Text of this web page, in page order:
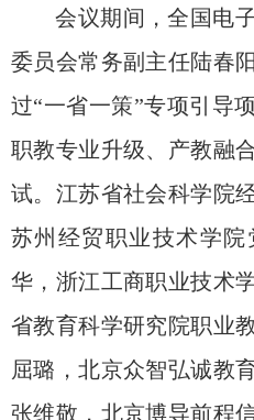
会议期间，全国电
委员会常务副主任陆春
过“一省一策”专项引导
职教专业升级、产教融
试。江苏省社会科学院
苏州经贸职业技术学
华，浙江工商职业技术
省教育科学研究院职业
屈璐，北京众智弘诚教
张维敬，北京博导前程